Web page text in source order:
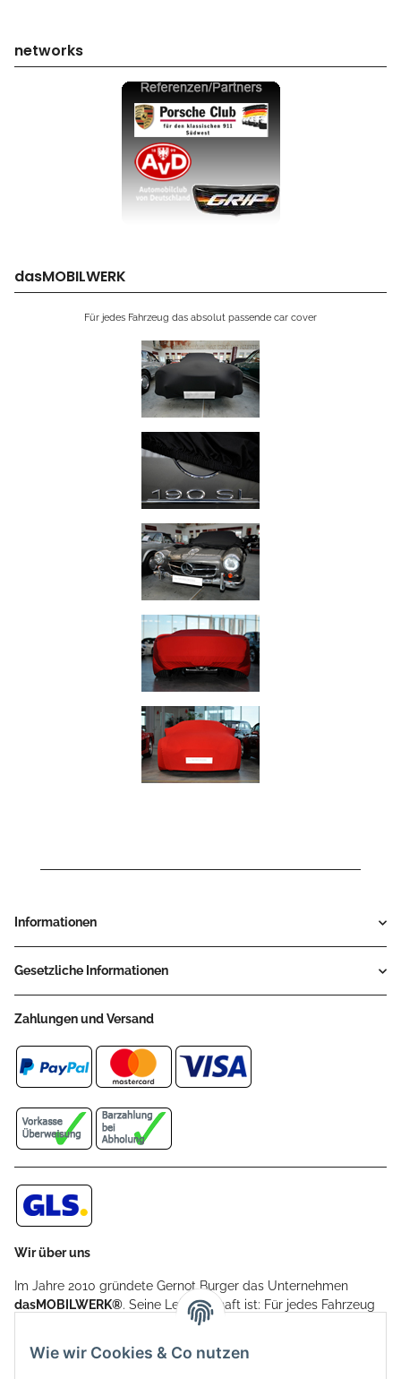
networks
dasMOBILWERK
Für jedes Fahrzeug das absolut passende car cover
Informationen
Gesetzliche Informationen
Zahlungen und Versand
Wir über uns
Im Jahre 2010 gründete Gernot Burger das Unternehmen
dasMOBILWERK®. Seine Leidenschaft ist: Für jedes Fahrzeug
ein Car Cover anzubieten - passgenau und individuell.
Aufgrund der vielen positiven Kundenrückmeldungen kamen
weitere Produkte, wie Reifenschuhe, Hardtopständer hinzu.
Wie wir Cookies & Co nutzen